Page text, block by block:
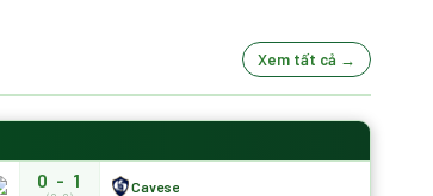
Xem tất cả →
0 - 1 Cavese